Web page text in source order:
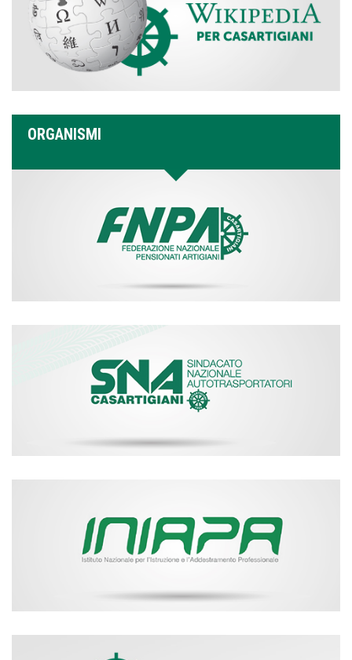
ORGANISMI